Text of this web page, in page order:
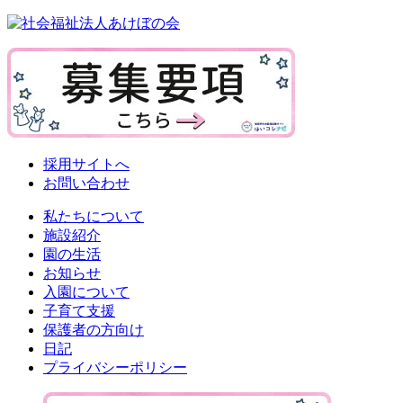
採用サイトへ
お問い合わせ
私たちについて
施設紹介
園の生活
お知らせ
入園について
子育て支援
保護者の方向け
日記
プライバシーポリシー